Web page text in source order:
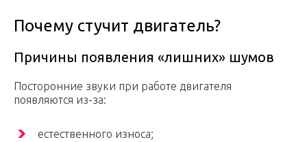
Почему стучит двигатель?
Причины появления «лишних» шумов
Посторонние звуки при работе двигателя
появляются из-за:
естественного износа;